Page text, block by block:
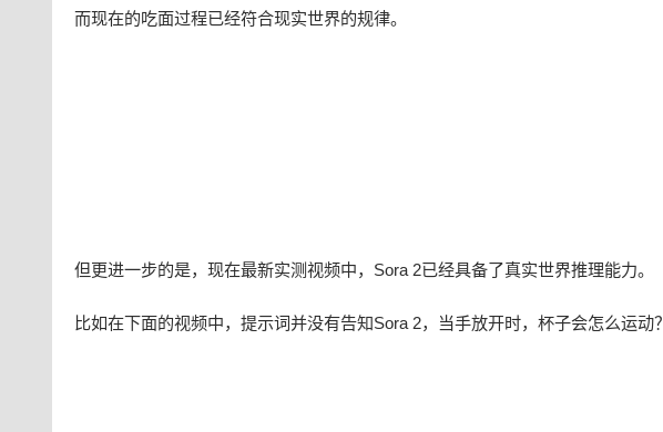
而现在的吃面过程已经符合现实世界的规律。
但更进一步的是，现在最新实测视频中，Sora 2已经具备了真实世界推理能力。
比如在下面的视频中，提示词并没有告知Sora 2，当手放开时，杯子会怎么运动？